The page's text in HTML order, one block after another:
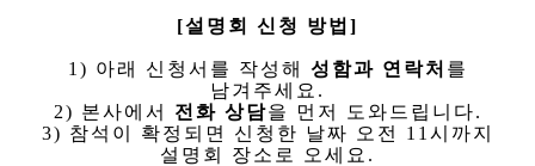
[설명회 신청 방법]
1) 아래 신청서를 작성해 성함과 연락처 를
남겨주세요.
2) 본사에서 전화 상담을 먼저 도와드립니다.
3) 참석이 확정되면 신청한 날짜 오전 11시까지
설명회 장소로 오세요.